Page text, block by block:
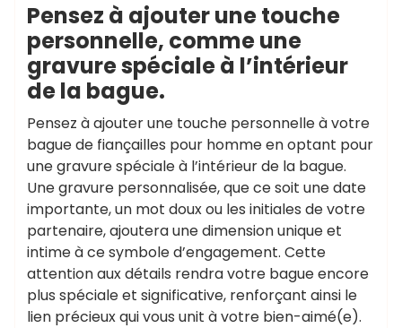
Pensez à ajouter une touche
personnelle, comme une
gravure spéciale à l’intérieur
de la bague.
Pensez à ajouter une touche personnelle à votre
bague de fiançailles pour homme en optant pour
une gravure spéciale à l’intérieur de la bague.
Une gravure personnalisée, que ce soit une date
importante, un mot doux ou les initiales de votre
partenaire, ajoutera une dimension unique et
intime à ce symbole d’engagement. Cette
attention aux détails rendra votre bague encore
plus spéciale et significative, renforçant ainsi le
lien précieux qui vous unit à votre bien-aimé(e).